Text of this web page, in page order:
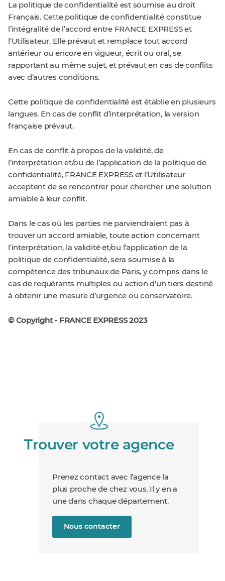
La politique de confidentialité est soumise au droit
Français. Cette politique de confidentialité constitue
l’intégralité de l’accord entre FRANCE EXPRESS et
l’Utilisateur. Elle prévaut et remplace tout accord
antérieur ou encore en vigueur, écrit ou oral, se
rapportant au même sujet, et prévaut en cas de conflits
avec d’autres conditions.
Cette politique de confidentialité est établie en plusieurs
langues. En cas de conflit d’interprétation, la version
française prévaut.
En cas de conflit à propos de la validité, de
l’interprétation et/ou de l’application de la politique de
confidentialité, FRANCE EXPRESS et l’Utilisateur
acceptent de se rencontrer pour chercher une solution
amiable à leur conflit.
Dans le cas où les parties ne parviendraient pas à
trouver un accord amiable, toute action concernant
l’interprétation, la validité et/ou l’application de la
politique de confidentialité, sera soumise à la
compétence des tribunaux de Paris, y compris dans le
cas de requérants multiples ou action d’un tiers destiné
à obtenir une mesure d’urgence ou conservatoire.
© Copyright - FRANCE EXPRESS 2023
Trouver votre agence
Prenez contact avec l’agence la
plus proche de chez vous. Il y en a
une dans chaque département.
Nous contacter